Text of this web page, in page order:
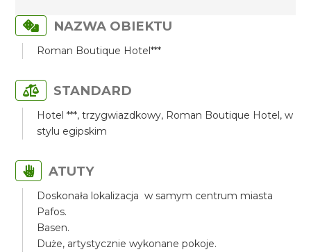
NAZWA OBIEKTU
Roman Boutique Hotel***
STANDARD
Hotel ***, trzygwiazdkowy, Roman Boutique Hotel, w
stylu egipskim
ATUTY
Doskonała lokalizacja w samym centrum miasta
Pafos.
Basen.
Duże, artystycznie wykonane pokoje.